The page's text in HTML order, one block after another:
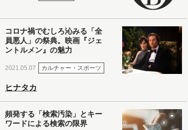
コロナ禍でむしろ沁みる「全
員悪人」の祭典。映画『ジェ
ントルメン』の魅力
2021.05.07 カルチャー・スポーツ
ヒナタカ
頻発する「検索汚染」とキー
ワードによる検索の限界